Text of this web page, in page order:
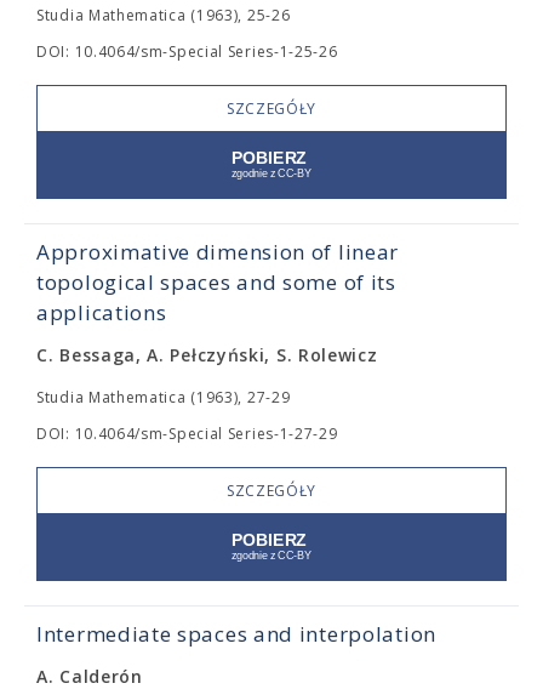
Studia Mathematica (1963), 25-26
DOI: 10.4064/sm-Special Series-1-25-26
SZCZEGÓŁY
Approximative dimension of linear
topological spaces and some of its
applications
C. Bessaga, A. Pełczyński, S. Rolewicz
Studia Mathematica (1963), 27-29
DOI: 10.4064/sm-Special Series-1-27-29
SZCZEGÓŁY
Intermediate spaces and interpolation
A. Calderón